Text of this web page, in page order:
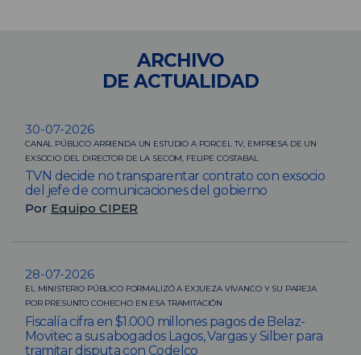
ARCHIVO
DE ACTUALIDAD
30-07-2026
CANAL PÚBLICO ARRIENDA UN ESTUDIO A PORCEL TV, EMPRESA DE UN
EXSOCIO DEL DIRECTOR DE LA SECOM, FELIPE COSTABAL
TVN decide no transparentar contrato con exsocio
del jefe de comunicaciones del gobierno
Por Equipo CIPER
28-07-2026
EL MINISTERIO PÚBLICO FORMALIZÓ A EXJUEZA VIVANCO Y SU PAREJA
POR PRESUNTO COHECHO EN ESA TRAMITACIÓN
Fiscalía cifra en $1.000 millones pagos de Belaz-
Movitec a sus abogados Lagos, Vargas y Silber para
tramitar disputa con Codelco